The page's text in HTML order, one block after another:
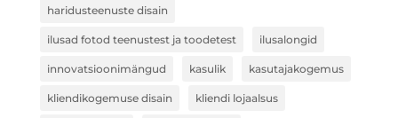
haridusteenuste disain
ilusad fotod teenustest ja toodetest ilusalongid
innovatsioonimängud kasulik kasutajakogemus
kliendikogemuse disain kliendi lojaalsus